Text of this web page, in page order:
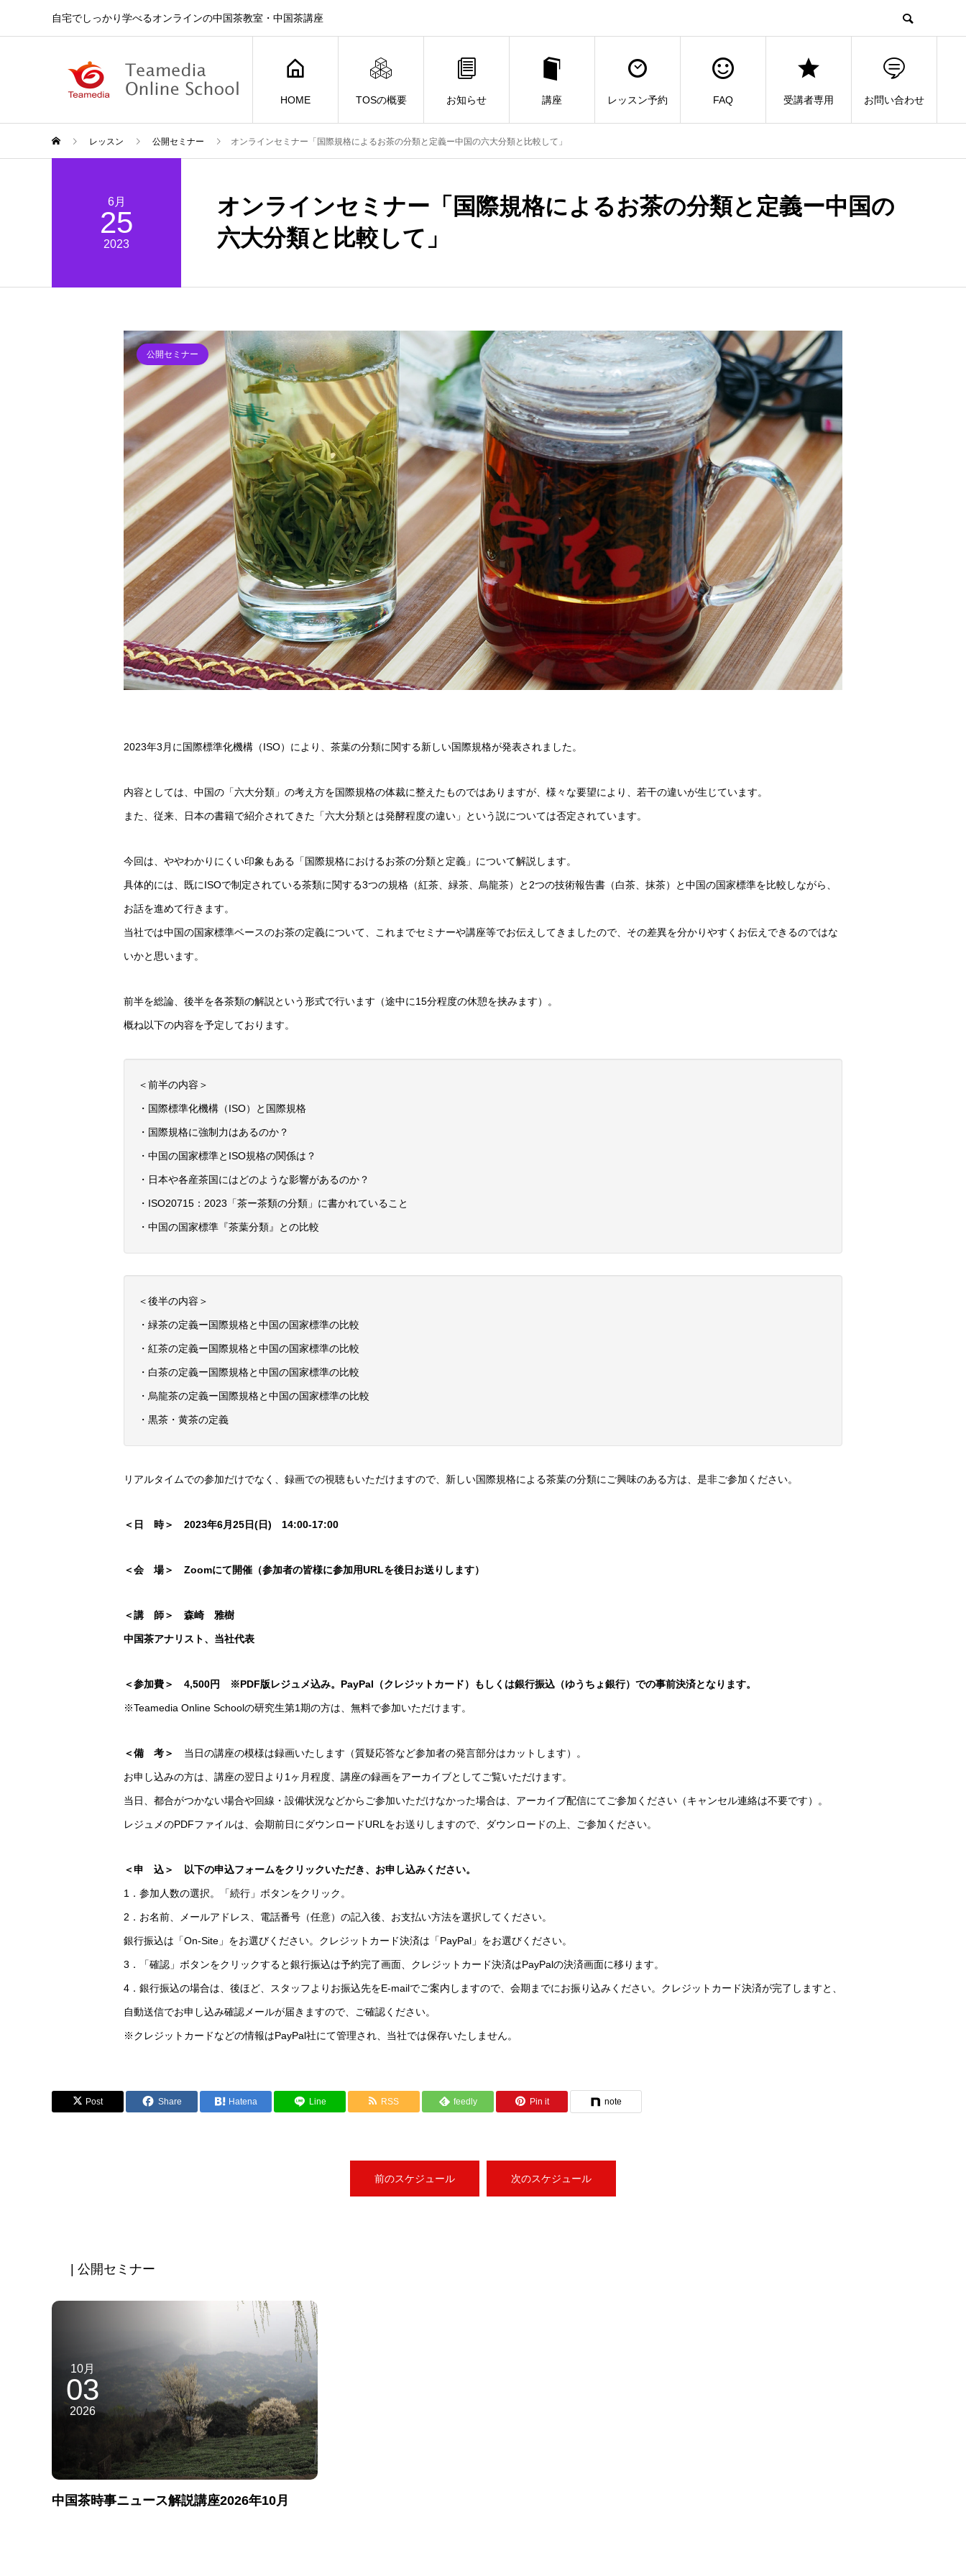
自宅でしっかり学べるオンラインの中国茶教室・中国茶講座
HOME TOSの概要 お知らせ 講座 レッスン予約 FAQ 受講者専用 お問い合わせ
レッスン 公開セミナー オンラインセミナー「国際規格によるお茶の分類と定義ー中国の六大分類と比較して」
6月
25
2023
オンラインセミナー「国際規格によるお茶の分類と定義ー中国の
六大分類と比較して」
公開セミナー
2023年3月に国際標準化機構（ISO）により、茶葉の分類に関する新しい国際規格が発表されました。
内容としては、中国の「六大分類」の考え方を国際規格の体裁に整えたものではありますが、様々な要望により、若干の違いが生じています。
また、従来、日本の書籍で紹介されてきた「六大分類とは発酵程度の違い」という説については否定されています。
今回は、ややわかりにくい印象もある「国際規格におけるお茶の分類と定義」について解説します。
具体的には、既にISOで制定されている茶類に関する3つの規格（紅茶、緑茶、烏龍茶）と2つの技術報告書（白茶、抹茶）と中国の国家標準を比較しながら、
お話を進めて行きます。
当社では中国の国家標準ベースのお茶の定義について、これまでセミナーや講座等でお伝えしてきましたので、その差異を分かりやすくお伝えできるのではな
いかと思います。
前半を総論、後半を各茶類の解説という形式で行います（途中に15分程度の休憩を挟みます）。
概ね以下の内容を予定しております。
＜前半の内容＞
・国際標準化機構（ISO）と国際規格
・国際規格に強制力はあるのか？
・中国の国家標準とISO規格の関係は？
・日本や各産茶国にはどのような影響があるのか？
・ISO20715：2023「茶ー茶類の分類」に書かれていること
・中国の国家標準『茶葉分類』との比較
＜後半の内容＞
・緑茶の定義ー国際規格と中国の国家標準の比較
・紅茶の定義ー国際規格と中国の国家標準の比較
・白茶の定義ー国際規格と中国の国家標準の比較
・烏龍茶の定義ー国際規格と中国の国家標準の比較
・黒茶・黄茶の定義
リアルタイムでの参加だけでなく、録画での視聴もいただけますので、新しい国際規格による茶葉の分類にご興味のある方は、是非ご参加ください。
＜日 時＞ 2023年6月25日(日) 14:00-17:00
＜会 場＞ Zoomにて開催（参加者の皆様に参加用URLを後日お送りします）
＜講 師＞ 森崎 雅樹
中国茶アナリスト、当社代表
＜参加費＞ 4,500円 ※PDF版レジュメ込み。PayPal（クレジットカード）もしくは銀行振込（ゆうちょ銀行）での事前決済となります。
※Teamedia Online Schoolの研究生第1期の方は、無料で参加いただけます。
＜備 考＞ 当日の講座の模様は録画いたします（質疑応答など参加者の発言部分はカットします）。
お申し込みの方は、講座の翌日より1ヶ月程度、講座の録画をアーカイブとしてご覧いただけます。
当日、都合がつかない場合や回線・設備状況などからご参加いただけなかった場合は、アーカイブ配信にてご参加ください（キャンセル連絡は不要です）。
レジュメのPDFファイルは、会期前日にダウンロードURLをお送りしますので、ダウンロードの上、ご参加ください。
＜申 込＞ 以下の申込フォームをクリックいただき、お申し込みください。
1．参加人数の選択。「続行」ボタンをクリック。
2．お名前、メールアドレス、電話番号（任意）の記入後、お支払い方法を選択してください。
銀行振込は「On-Site」をお選びください。クレジットカード決済は「PayPal」をお選びください。
3．「確認」ボタンをクリックすると銀行振込は予約完了画面、クレジットカード決済はPayPalの決済画面に移ります。
4．銀行振込の場合は、後ほど、スタッフよりお振込先をE-mailでご案内しますので、会期までにお振り込みください。クレジットカード決済が完了しますと、
自動送信でお申し込み確認メールが届きますので、ご確認ください。
※クレジットカードなどの情報はPayPal社にて管理され、当社では保存いたしません。
Post Share Hatena Line RSS feedly Pin it note
前のスケジュール 次のスケジュール
| 公開セミナー
10月
03
2026
中国茶時事ニュース解説講座2026年10月